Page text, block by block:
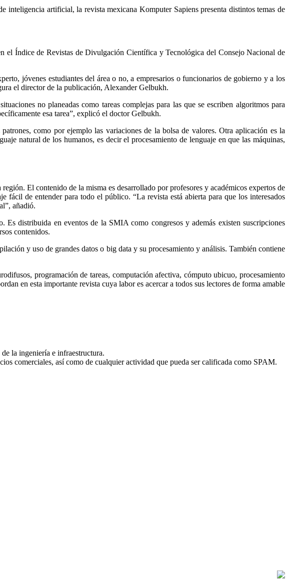
inteligencia artificial, la revista mexicana Komputer Sapiens presenta distintos temas de
Índice de Revistas de Divulgación Científica y Tecnológica del Consejo Nacional de
jóvenes estudiantes del área o no, a empresarios o funcionarios de gobierno y a los
el director de la publicación, Alexander Gelbukh.
no planeadas como tareas complejas para las que se escriben algoritmos para
esa tarea”, explicó el doctor Gelbukh.
como por ejemplo las variaciones de la bolsa de valores. Otra aplicación es la
natural de los humanos, es decir el procesamiento de lenguaje en que las máquinas,
El contenido de la misma es desarrollado por profesores y académicos expertos de
de entender para todo el público. “La revista está abierta para que los interesados
añadió.
distribuida en eventos de la SMIA como congresos y además existen suscripciones
contenidos.
y uso de grandes datos o big data y su procesamiento y análisis. También contiene
programación de tareas, computación afectiva, cómputo ubicuo, procesamiento
en esta importante revista cuya labor es acercar a todos sus lectores de forma amable
la ingeniería e infraestructura.
comerciales, así como de cualquier actividad que pueda ser calificada como SPAM.